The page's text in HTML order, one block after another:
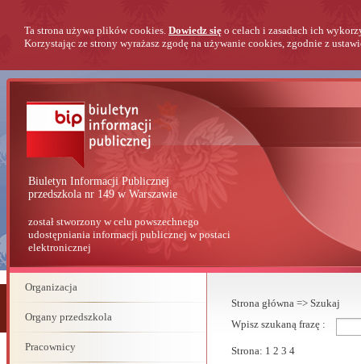
Biuletyn Informacji Publicznej
przedszkola nr 149 w Warszawie
został stworzony w celu powszechnego
udostępniania informacji publicznej w postaci
elektronicznej
Organizacja
Organy przedszkola
Pracownicy
Strona główna => Szukaj
Wpisz szukaną frazę :
Strona: 1 2 3 4
Ta strona używa plików cookies. Dowiedz się o celach i zasadach ich
Korzystając ze strony wyrażasz zgodę na używanie cookies, zgodnie z